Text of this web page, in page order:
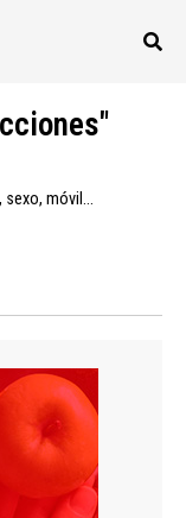
sexo, móvil…